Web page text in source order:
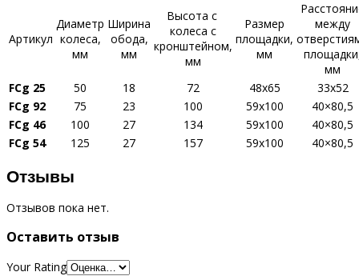
Артикул
Диаметр
колеса,
мм
Ширина
обода,
мм
Высота с
колеса с
кронштейном,
мм
Размер
площадки,
мм
между
мм
FCg 25
50 18 72 48х65
33х52
FCg 92
75 23 100 59х100
40×80,5
FCg 46
100 27 134 59х100
40×80,5
FCg 54
125 27 157 59х100 40×80,5
Отзывы
Отзывов пока нет.
Оставить отзыв
Your Rating